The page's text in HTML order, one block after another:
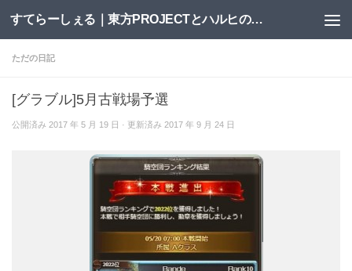
コンテンツへスキップ すてらーしぇる｜東方PROJECTとハルヒの二次創作サイト
ただの日記
[グラブル]5月古戦場予選
公開済み 2017 年 5 月 19 日 · 更新済み 2017 年 9 月 24 日